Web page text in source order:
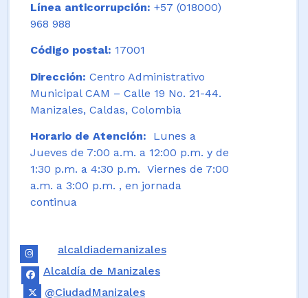
Línea anticorrupción: +57 (018000)
968 988
Código postal: 17001
Dirección: Centro Administrativo
Municipal CAM – Calle 19 No. 21-44.
Manizales, Caldas, Colombia
Horario de Atención: Lunes a
Jueves de 7:00 a.m. a 12:00 p.m. y de
1:30 p.m. a 4:30 p.m. Viernes de 7:00
a.m. a 3:00 p.m. , en jornada
continua
alcaldiademanizales
Alcaldía de Manizales
@CiudadManizales